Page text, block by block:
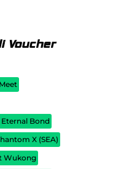
Voucher
Eternal Bond
X (SEA)
Wukong